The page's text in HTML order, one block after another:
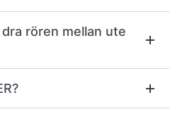
rören mellan ute